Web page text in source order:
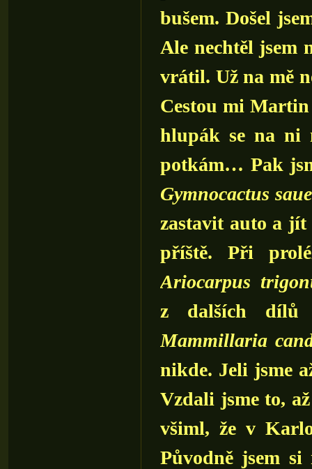
bušem. Došel
Ale nechtěl jsem
vrátil. Už na mě
Cestou mi
hlupák se na ni
potkám… Pak
Gymnocactus
zastavit auto a
příště. Při
Ariocarpus
z dalších dílů
Mammillaria
nikde. Jeli jsme
Vzdali jsme to,
všiml, že v
Původně jsem si